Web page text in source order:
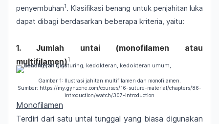
penyembuhan1. Klasifikasi benang untuk penjahitan luka
dapat dibagi berdasarkan beberapa kriteria, yaitu:
1. Jumlah untai (monofilamen atau
multifilamen)1
Gambar 1: Ilustrasi jahitan multifilamen dan monofilamen.
Sumber: https://my.gynzone.com/courses/16-suture-material/chapters/86-
introduction/watch/307-introduction
Monofilamen
Terdiri dari satu untai tunggal yang biasa digunakan